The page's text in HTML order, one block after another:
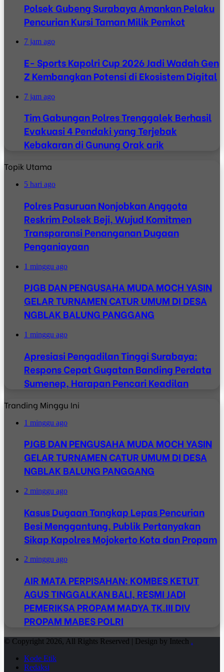
Polsek Gubeng Surabaya Amankan Pelaku
Pencurian Kursi Taman Milik Pemkot
7 jam ago
E- Sports Kapolri Cup 2026 Jadi Wadah Gen
Z Kembangkan Potensi di Ekosistem Digital
7 jam ago
Tim Gabungan Polres Trenggalek Berhasil
Evakuasi 4 Pendaki yang Terjebak
Kebakaran di Gunung Orak arik
Topik Utama
5 hari ago
Polres Pasuruan Nonjobkan Anggota
Reskrim Polsek Beji, Wujud Komitmen
Transparansi Penanganan Dugaan
Penganiayaan
1 minggu ago
PJGB DAN PENGUSAHA MUDA MOCH YASIN
GELAR TURNAMEN CATUR UMUM DI DESA
NGBLAK BALUNG PANGGANG
1 minggu ago
Apresiasi Pengadilan Tinggi Surabaya:
Respons Cepat Gugatan Banding Perdata
Sumenep, Harapan Pencari Keadilan
Tranding Minggu Ini
1 minggu ago
PJGB DAN PENGUSAHA MUDA MOCH YASIN
GELAR TURNAMEN CATUR UMUM DI DESA
NGBLAK BALUNG PANGGANG
2 minggu ago
Kasus Dugaan Tangkap Lepas Pencurian
Besi Menggantung, Publik Pertanyakan
Sikap Kapolres Mojokerto Kota dan Propam
2 minggu ago
AIR MATA PERPISAHAN: KOMBES KETUT
AGUS TINGGALKAN BALI, RESMI JADI
PEMERIKSA PROPAM MADYA TK.III DIV
PROPAM MABES POLRI
© Copyright 2026, All Rights Reserved | Design by Intech .
Kode Etik
Redaksi